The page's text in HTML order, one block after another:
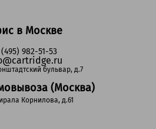
в Москве
(495) 982-51-53
бульвар, д.7
(Москва)
Корнилова, д.61